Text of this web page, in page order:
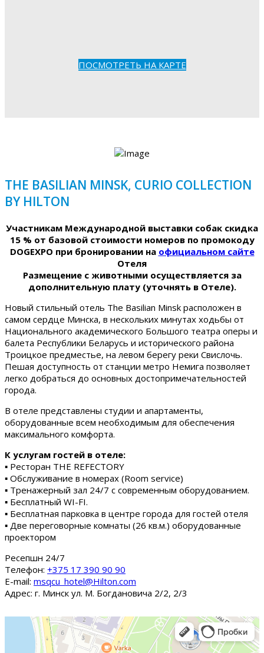
ПОСМОТРЕТЬ НА КАРТЕ
THE BASILIAN MINSK, CURIO COLLECTION
BY HILTON
Участникам Международной выставки собак скидка
15 % от базовой стоимости номеров по промокоду
DOGEXPO при бронировании на официальном сайте
Отеля
Размещение с животными осуществляется за
дополнительную плату (уточнять в Отеле).
Новый стильный отель The Basilian Minsk расположен в
самом сердце Минска, в нескольких минутах ходьбы от
Национального академического Большого театра оперы и
балета Республики Беларусь и исторического района
Троицкое предместье, на левом берегу реки Свислочь.
Пешая доступность от станции метро Немига позволяет
легко добраться до основных достопримечательностей
города.
В отеле представлены студии и апартаменты,
оборудованные всем необходимым для обеспечения
максимального комфорта.
К услугам гостей в отеле:
▪ Ресторан THE REFECTORY
▪ Обслуживание в номерах (Room service)
▪ Тренажерный зал 24/7 с современным оборудованием.
▪ Бесплатный WI-FI.
▪ Бесплатная парковка в центре города для гостей отеля
▪ Две переговорные комнаты (26 кв.м.) оборудованные
проектором
Ресепшн 24/7
Tелефон: +375 17 390 90 90
E-mail: msqcu_hotel@Hilton.com
Адрес: г. Минск ул. М. Богдановича 2/2, 2/3